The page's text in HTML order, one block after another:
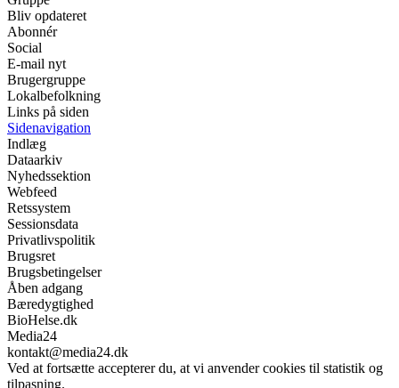
Bliv opdateret
Abonnér
Social
E-mail nyt
Brugergruppe
Lokalbefolkning
Links på siden
Sidenavigation
Indlæg
Dataarkiv
Nyhedssektion
Webfeed
Retssystem
Sessionsdata
Privatlivspolitik
Brugsret
Brugsbetingelser
Åben adgang
Bæredygtighed
BioHelse.dk
Media24
kontakt@media24.dk
Ved at fortsætte accepterer du, at vi anvender cookies til statistik og
tilpasning.